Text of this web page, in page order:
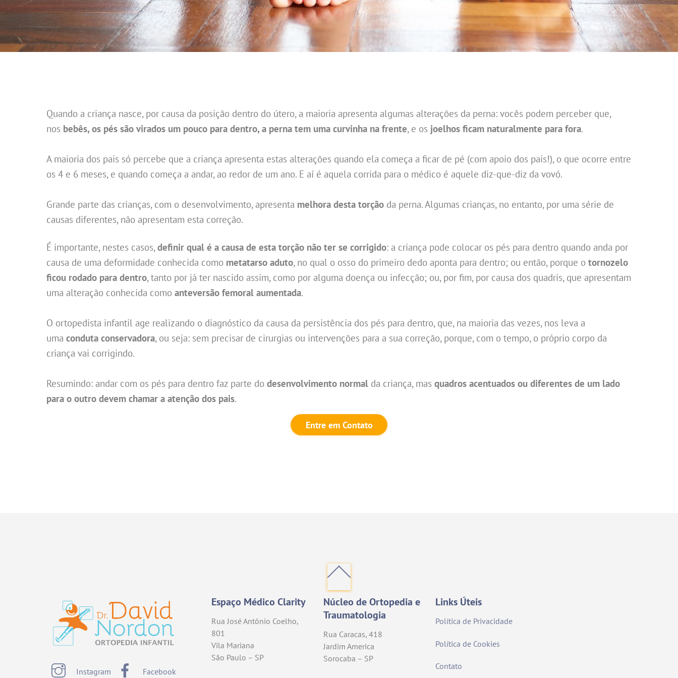
Quando a criança nasce, por causa da posição dentro do útero, a maioria apresenta algumas alterações da perna: vocês podem perceber que,
nos bebês, os pés são virados um pouco para dentro, a perna tem uma curvinha na frente, e os joelhos ficam naturalmente para fora.
A maioria dos pais só percebe que a criança apresenta estas alterações quando ela começa a ficar de pé (com apoio dos pais!), o que ocorre entre
os 4 e 6 meses, e quando começa a andar, ao redor de um ano. E aí é aquela corrida para o médico é aquele diz-que-diz da vovó.
Grande parte das crianças, com o desenvolvimento, apresenta melhora desta torção da perna. Algumas crianças, no entanto, por uma série de
causas diferentes, não apresentam esta correção.
É importante, nestes casos,definir qual é a causa de esta torção não ter se corrigido: a criança pode colocar os pés para dentro quando anda por
causa de uma deformidade conhecida como metatarso aduto, no qual o osso do primeiro dedo aponta para dentro; ou então, porque o tornozelo
ficou rodado para dentro, tanto por já ter nascido assim, como por alguma doença ou infecção; ou, por fim, por causa dos quadris, que apresentam
uma alteração conhecida como anteversão femoral aumentada.
O ortopedista infantil age realizando o diagnóstico da causa da persistência dos pés para dentro, que, na maioria das vezes, nos leva a
uma conduta conservadora, ou seja: sem precisar de cirurgias ou intervenções para a sua correção, porque, com o tempo, o próprio corpo da
criança vai corrigindo.
Resumindo: andar com os pés para dentro faz parte do desenvolvimento normal da criança, mas quadros acentuados ou diferentes de um lado
para o outro devem chamar a atenção dos pais.
Entre em Contato
To
Instagram Facebook
Espaço Médico Clarity
Rua José Antônio Coelho,
801
Vila Mariana
São Paulo – SP
Núcleo de Ortopedia e
Traumatologia
Rua Caracas, 418
Jardim America
Sorocaba – SP
Links Úteis
Política de Privacidade
Política de Cookies
Contato